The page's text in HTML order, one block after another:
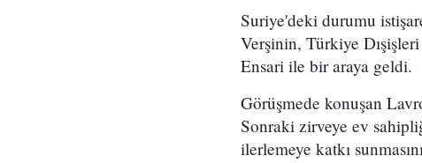
Suriye'deki durumu
Verşinin, Türkiye Dışişleri
Ensari ile bir araya geldi.
Görüşmede konuşan
Sonraki zirveye ev
ilerlemeye katkı